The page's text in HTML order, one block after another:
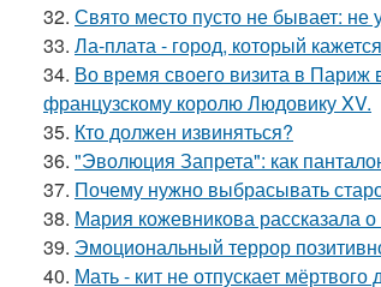
32. Свято место пусто не бывает: не
33. Ла-плата - город, который
34. Во время своего визита в Париж
французскому королю Людовику XV.
35. Кто должен извиняться?
36. "Эволюция Запрета": как
37. Почему нужно выбрасывать
38. Мария кожевникова рассказала
39. Эмоциональный террор
40. Мать - кит не отпускает